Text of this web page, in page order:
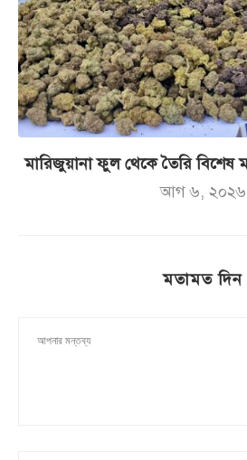
মারিজুয়ানা ফুল থেকে তৈরি
আগ ৬, ২০২৬
মতামত দিন